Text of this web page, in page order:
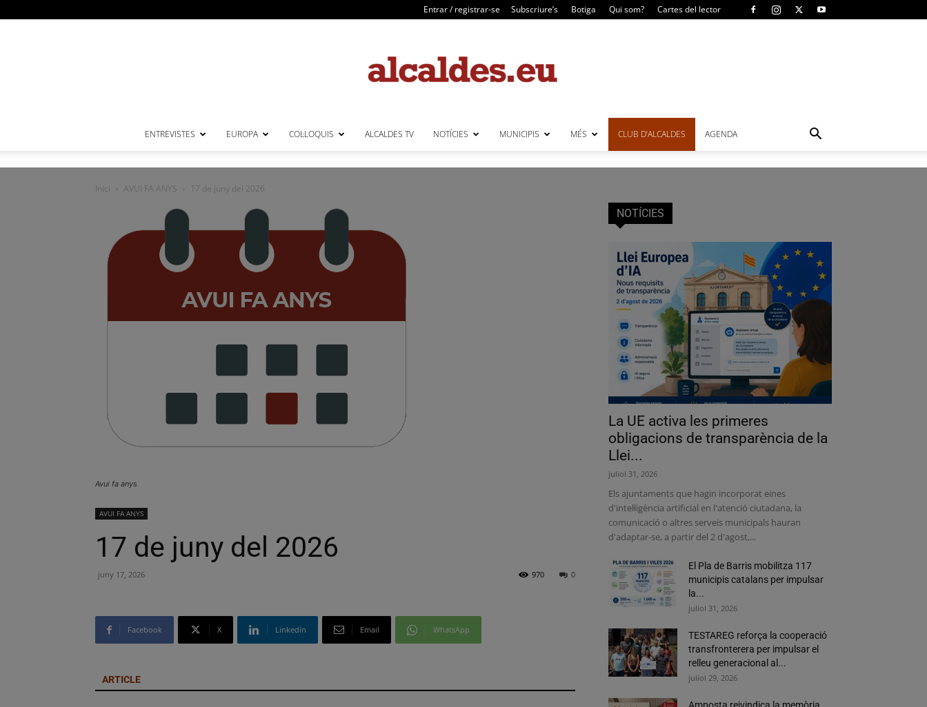
Entrar / registrar-se Subscriure’s Botiga Qui som? Cartes del lector
ENTREVISTES EUROPA COL·LOQUIS ALCALDES TV NOTÍCIES MUNICIPIS MÉS CLUB D’ALCALDES AGENDA
Inici AVUI FA ANYS 17 de juny del 2026
Avui fa anys
AVUI FA ANYS
17 de juny del 2026
juny 17, 2026 0
970
Facebook X Linkedin Email WhatsApp
ARTICLE
NOTÍCIES
La UE activa les primeres
obligacions de transparència de la
Llei...
juliol 31, 2026
Els ajuntaments que hagin incorporat eines
d'intel·ligència artificial en l'atenció ciutadana, la
comunicació o altres serveis municipals hauran
d'adaptar-se, a partir del 2 d'agost,...
El Pla de Barris mobilitza 117
municipis catalans per impulsar
la...
juliol 31, 2026
TESTAREG reforça la cooperació
transfronterera per impulsar el
relleu generacional al...
juliol 29, 2026